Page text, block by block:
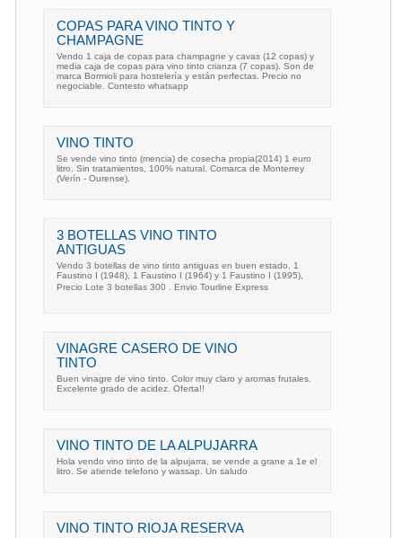
COPAS PARA VINO TINTO Y
CHAMPAGNE
Vendo 1 caja de copas para champagne y cavas (12 copas) y
media caja de copas para vino tinto crianza (7 copas). Son de
marca Bormioli para hostelería y están perfectas. Precio no
negociable. Contesto whatsapp
VINO TINTO
Se vende vino tinto (mencia) de cosecha propia(2014) 1 euro
litro. Sin tratamientos, 100% natural. Comarca de Monterrey
(Verín - Ourense).
3 BOTELLAS VINO TINTO
ANTIGUAS
Vendo 3 botellas de vino tinto antiguas en buen estado, 1
Faustino I (1948), 1 Faustino I (1964) y 1 Faustino I (1995),
Precio Lote 3 botellas 300 . Envio Tourline Express
VINAGRE CASERO DE VINO
TINTO
Buen vinagre de vino tinto. Color muy claro y aromas frutales.
Excelente grado de acidez. Oferta!!
VINO TINTO DE LA ALPUJARRA
Hola vendo vino tinto de la alpujarra, se vende a grane a 1e el
litro. Se atiende telefono y wassap. Un saludo
VINO TINTO RIOJA RESERVA